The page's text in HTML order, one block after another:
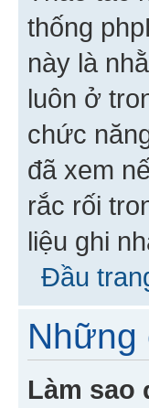
thống
này là
luôn ở
chức
đã xem
rắc rối
liệu ghi
Đầu
Những
Làm sao